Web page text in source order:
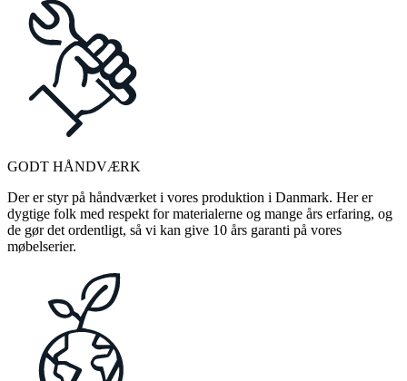
GODT HÅNDVÆRK
Der er styr på håndværket i vores produktion i Danmark. Her er
dygtige folk med respekt for materialerne og mange års erfaring, og
de gør det ordentligt, så vi kan give 10 års garanti på vores
møbelserier.